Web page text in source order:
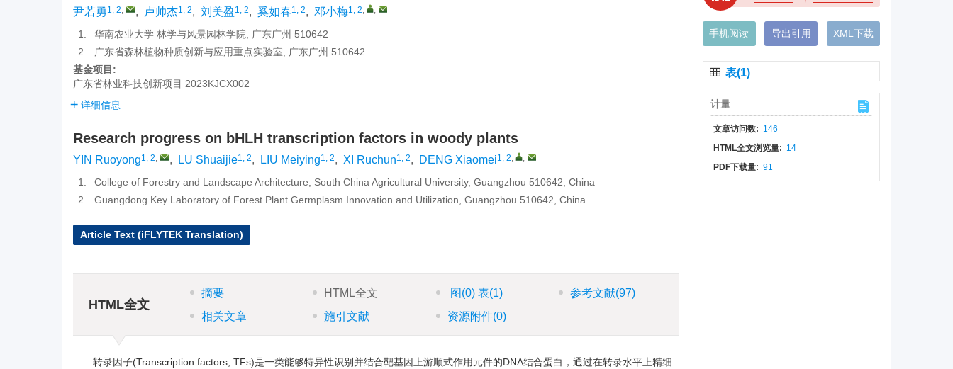
尹若勇 1, 2, , 卢帅杰1, 2, 刘美盈 1, 2, 奚如春1, 2, 邓小梅1, 2, ,
1.
华南农业大学 林学与风景园林学院, 广东广州 510642
2.
广东省森林植物种质创新与应用重点实验室, 广东广州 510642
基金项目:
广东省林业科技创新项目 2023KJCX002
详细信息
Research progress on bHLH transcription factors in woody plants
YIN Ruoyong1, 2, , LU Shuaijie1, 2, LIU Meiying1, 2, XI Ruchun1, 2, DENG Xiaomei1, 2, ,
1.
College of Forestry and Landscape Architecture, South China Agricultural University, Guangzhou 510642, China
2.
Guangdong Key Laboratory of Forest Plant Germplasm Innovation and Utilization, Guangzhou 510642, China
Article Text (iFLYTEK Translation)
HTML全文
摘要 HTML全文 图 (0)表(1) 参考文献(97)
相关文章
施引文献 资源附件(0)
转录因子(Transcription factors, TFs)是一类能够特异性识别并结合靶基因上游顺式作用元件的DNA结合蛋白，通过在转录水平上精细
手机阅读 导出引用 XML下载
表(1)
计量
文章访问数: 146
HTML全文浏览量: 14
PDF下载量: 91